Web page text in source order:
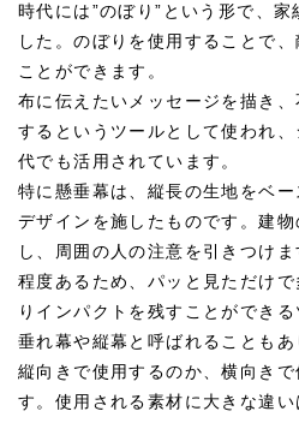
時代には”のぼり”という形で、
した。のぼりを使用することで
ことができます。
布に伝えたいメッセージを描き
するというツールとして使われ
代でも活用されています。
特に懸垂幕は、縦長の生地をベ
デザインを施したものです。建
し、周囲の人の注意を引きつけ
程度あるため、パッと見ただけ
りインパクトを残すことができる
垂れ幕や縦幕と呼ばれることも
縦向きで使用するのか、横向き
す。使用される素材に大きな違い